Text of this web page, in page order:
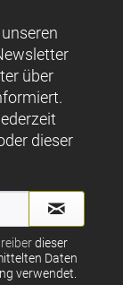
über
dieser
dieser
Daten
verwendet.